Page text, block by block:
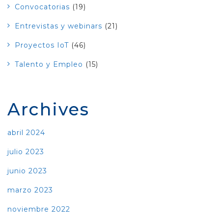
Convocatorias (19)
Entrevistas y webinars (21)
Proyectos IoT (46)
Talento y Empleo (15)
Archives
abril 2024
julio 2023
junio 2023
marzo 2023
noviembre 2022